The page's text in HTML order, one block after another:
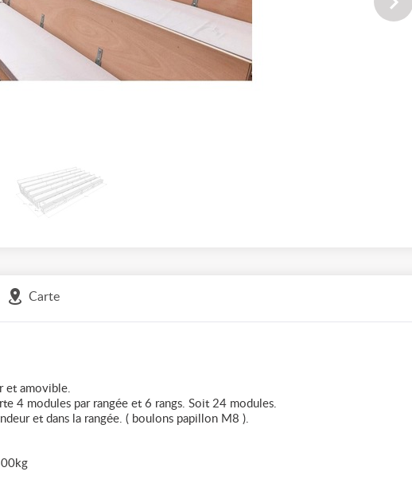
Carte
et amovible.
4 modules par rangée et 6 rangs. Soit 24 modules.
et dans la rangée. ( boulons papillon M8 ).